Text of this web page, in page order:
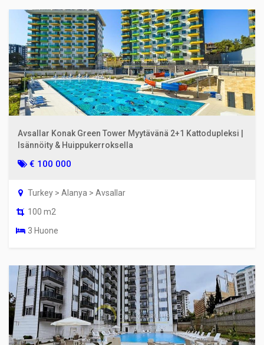
Avsallar Konak Green Tower Myytävänä 2+1 Kattodupleksi |
Isännöity & Huippukerroksella
€ 100 000
Turkey > Alanya > Avsallar
100 m2
3 Huone